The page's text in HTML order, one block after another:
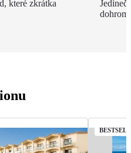
které zkrátka